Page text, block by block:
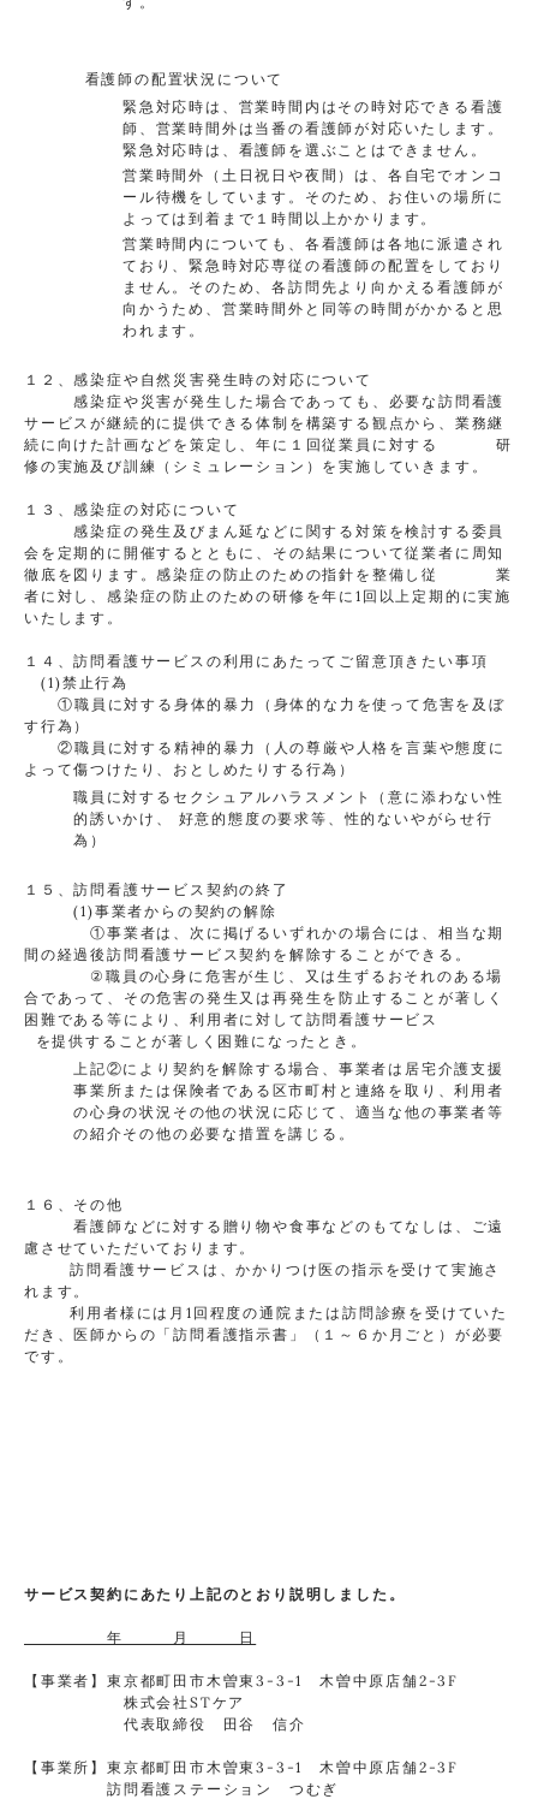
看護師の配置状況について
緊急対応時は、営業時間内はその時対応できる看護
師、営業時間外は当番の看護師が対応いたします。
緊急対応時は、看護師を選ぶことはできません。
営業時間外（土日祝日や夜間）は、各自宅でオンコ
ール待機をしています。そのため、お住いの場所に
よっては到着まで１時間以上かかります。
営業時間内についても、各看護師は各地に派遣され
ており、緊急時対応専従の看護師の配置をしており
ません。そのため、各訪問先より向かえる看護師が
向かうため、営業時間外と同等の時間がかかると思
われます。
１２、感染症や自然災害発生時の対応について
感染症や災害が発生した場合であっても、必要な訪問看護
サービスが継続的に提供できる体制を構築する観点から、業務継
続に向けた計画などを策定し、年に１回従業員に対する 研
修の実施及び訓練（シミュレーション）を実施していきます。
１３、感染症の対応について
感染症の発生及びまん延などに関する対策を検討する委員
会を定期的に開催するとともに、その結果について従業者に周知
徹底を図ります。感染症の防止のための指針を整備し従 業
者に対し、感染症の防止のための研修を年に1回以上定期的に実施
いたします。
１４、訪問看護サービスの利用にあたってご留意頂きたい事項
(1)禁止行為
①職員に対する身体的暴力（身体的な力を使って危害を及ぼ
す行為）
②職員に対する精神的暴力（人の尊厳や人格を言葉や態度に
よって傷つけたり、おとしめたりする行為）
職員に対するセクシュアルハラスメント（意に添わない性
的誘いかけ、
好意的態度の要求等、性的ないやがらせ行
為）
１５、訪問看護サービス契約の終了
(1)事業者からの契約の解除
①事業者は、次に掲げるいずれかの場合には、相当な期
間の経過後訪問看護サービス契約を解除することができる。
②職員の心身に危害が生じ、又は生ずるおそれのある場
合であって、その危害の発生又は再発生を防止することが著しく
困難である等により、利用者に対して訪問看護サービス
を提供することが著しく困難になったとき。
上記②により契約を解除する場合、事業者は居宅介護支援
事業所または保険者である区市町村と連絡を取り、利用者
の心身の状況その他の状況に応じて、適当な他の事業者等
の紹介その他の必要な措置を講じる。
１６、その他
看護師などに対する贈り物や食事などのもてなしは、ご遠
慮させていただいております。
訪問看護サービスは、かかりつけ医の指示を受けて実施さ
れます。
利用者様には月1回程度の通院または訪問診療を受けていた
だき、医師からの「訪問看護指示書」（１～６か月ごと）が必要
です。
サービス契約にあたり上記のとおり説明しました。
年 月 日
【事業者】東京都町田市木曽東3-3-1 木曽中原店舗2-3F
株式会社STケア
代表取締役 田谷 信介
【事業所】東京都町田市木曽東3-3-1 木曽中原店舗2-3F
訪問看護ステーション つむぎ